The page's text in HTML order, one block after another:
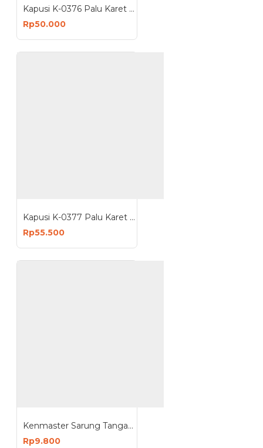
Kapusi K-0376 Palu Karet 450G Rubber Hammer
Rp50.000
Kapusi K-0377 Palu Karet 680G Rubber Hammer
Rp55.500
Kenmaster Sarung Tangan Karet Ungu 1 Pasang Hand Gloves Latex Rubber Reusable Purple
Rp9.800